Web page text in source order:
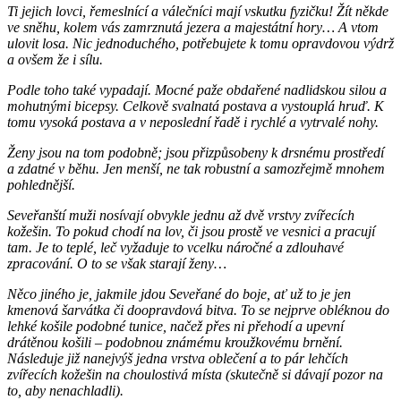
Ti jejich lovci, řemeslnící a válečníci mají vskutku fyzičku! Žít někde
ve sněhu, kolem vás zamrznutá jezera a majestátní hory… A vtom
ulovit losa. Nic jednoduchého, potřebujete k tomu opravdovou výdrž
a ovšem že i sílu.
Podle toho také vypadají. Mocné paže obdařené nadlidskou silou a
mohutnými bicepsy. Celkově svalnatá postava a vystouplá hruď. K
tomu vysoká postava a v neposlední řadě i rychlé a vytrvalé nohy.
Ženy jsou na tom podobně; jsou přizpůsobeny k drsnému prostředí
a zdatné v běhu. Jen menší, ne tak robustní a samozřejmě mnohem
pohlednější.
Seveřanští muži nosívají obvykle jednu až dvě vrstvy zvířecích
kožešin. To pokud chodí na lov, či jsou prostě ve vesnici a pracují
tam. Je to teplé, leč vyžaduje to vcelku náročné a zdlouhavé
zpracování. O to se však starají ženy…
Něco jiného je, jakmile jdou Seveřané do boje, ať už to je jen
kmenová šarvátka či doopravdová bitva. To se nejprve obléknou do
lehké košile podobné tunice, načež přes ni přehodí a upevní
drátěnou košili – podobnou známému kroužkovému brnění.
Následuje již nanejvýš jedna vrstva oblečení a to pár lehčích
zvířecích kožešin na choulostivá místa (skutečně si dávají pozor na
to, aby nenachladli).